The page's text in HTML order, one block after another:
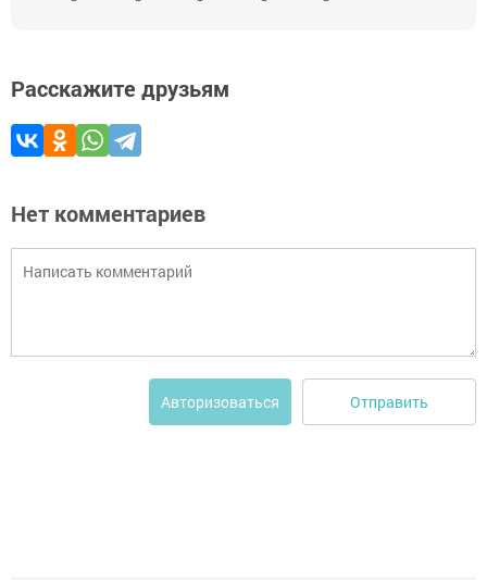
Расскажите друзьям
Нет комментариев
Авторизоваться Отправить